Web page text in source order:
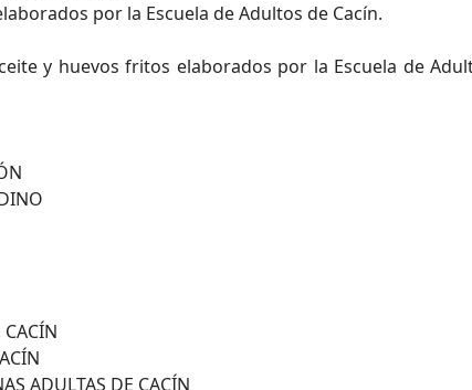
por la Escuela de Adultos de Cacín.
y huevos fritos elaborados por la Escuela de
CACÍN
ADULTAS DE CACÍN